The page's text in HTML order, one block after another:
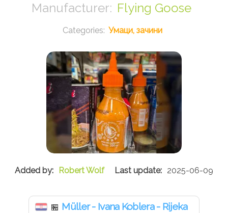
Flying Goose
Умаци, зачини
Robert Wolf 2025-06-09
🏪 Müller - Ivana Koblera - Rijeka